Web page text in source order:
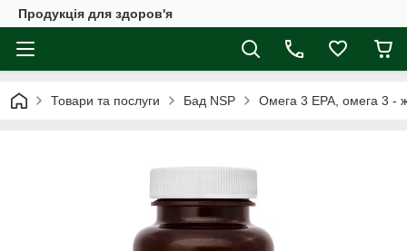
Продукція для здоров'я
Товари та послуги Бад NSP Омега 3 EPA, омега 3 -